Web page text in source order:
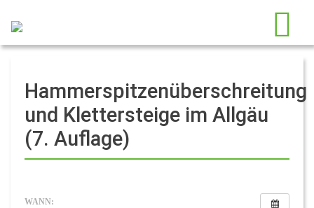
Hammerspitzenüberschreitung
und Klettersteige im Allgäu
(7. Auflage)
WANN: